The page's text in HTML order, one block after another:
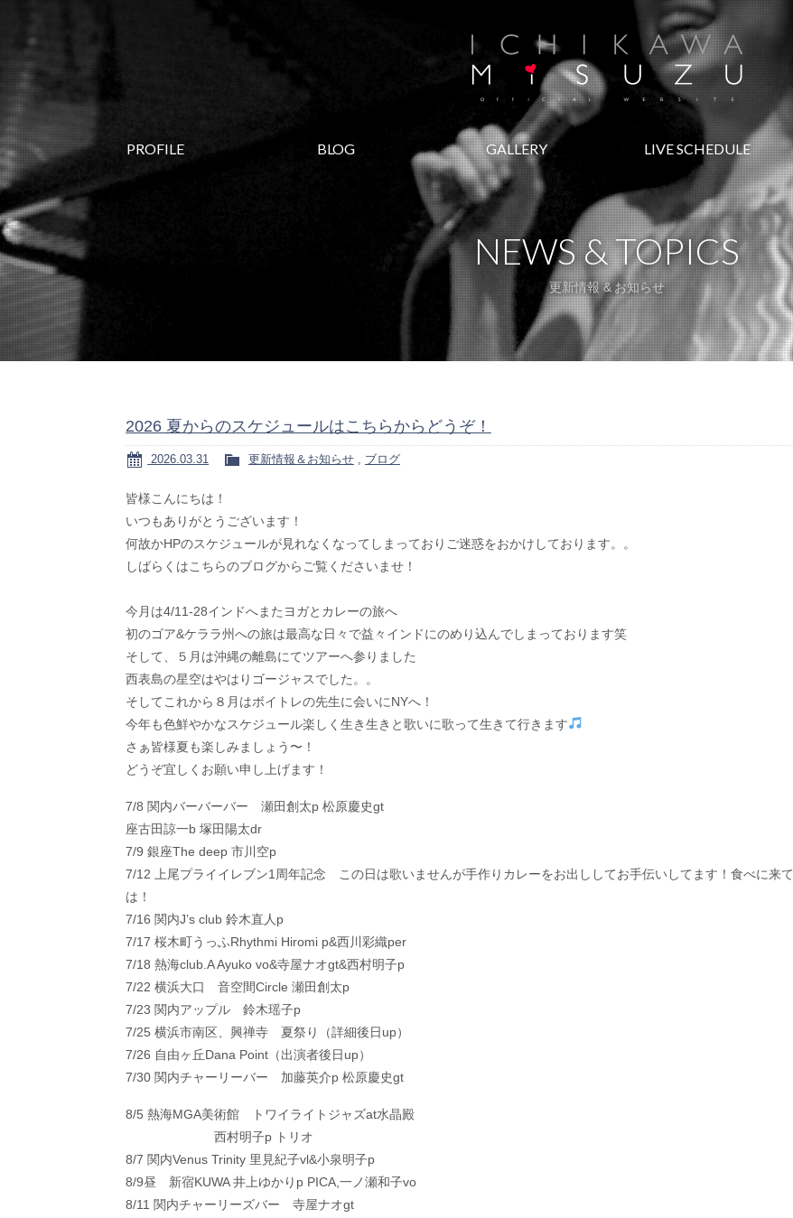
PROFILE BLOG GALLERY LIVE SCHEDULE
NEWS & TOPICS
更新情報 & お知らせ
2026 夏からのスケジュールはこちらからどうぞ！
2026.03.31 更新情報＆お知らせ, ブログ
皆様こんにちは！
いつもありがとうございます！
何故かHPのスケジュールが見れなくなってしまっておりご迷惑をおかけしております。。
しばらくはこちらのブログからご覧くださいませ！
今月は4/11-28インドへまたヨガとカレーの旅へ
初のゴア&ケララ州への旅は最高な日々で益々インドにのめり込んでしまっております笑
そして、５月は沖縄の離島にてツアーへ参りました
西表島の星空はやはりゴージャスでした。。
そしてこれから８月はボイトレの先生に会いにNYへ！
今年も色鮮やかなスケジュール楽しく生き生きと歌いに歌って生きて行きます
さぁ皆様夏も楽しみましょう〜！
どうぞ宜しくお願い申し上げます！
7/8 関内バーバーバー 瀬田創太p 松原慶史gt
座古田諒一b 塚田陽太dr
7/9 銀座The deep 市川空p
7/12 上尾プライイレブン1周年記念 この日は歌いませんが手作りカレーをお出ししてお手伝いしてます！食べに来て
は！
7/16 関内J’s club 鈴木直人p
7/17 桜木町うっふRhythmi Hiromi p&西川彩織per
7/18 熱海club.A Ayuko vo&寺屋ナオgt&西村明子p
7/22 横浜大口 音空間Circle 瀬田創太p
7/23 関内アップル 鈴木瑶子p
7/25 横浜市南区、興禅寺 夏祭り（詳細後日up）
7/26 自由ヶ丘Dana Point（出演者後日up）
7/30 関内チャーリーバー 加藤英介p 松原慶史gt
8/5 熱海MGA美術館 トワイライトジャズat水晶殿
西村明子p トリオ
8/7 関内Venus Trinity 里見紀子vl&小泉明子p
8/9昼 新宿KUWA 井上ゆかりp PICA,一ノ瀬和子vo
8/11 関内チャーリーズバー 寺屋ナオgt